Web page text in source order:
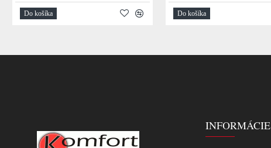
Do košíka Do košíka
INFORMÁCIE